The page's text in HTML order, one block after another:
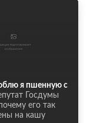
я пшенную с
Госдумы
его так
на кашу